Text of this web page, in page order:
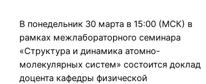
В понедельник 30 марта в 15:00 (МСК) в
рамках межлабораторного семинара
«Структура и динамика атомно-
молекулярных систем» состоится доклад
доцента кафедры физической